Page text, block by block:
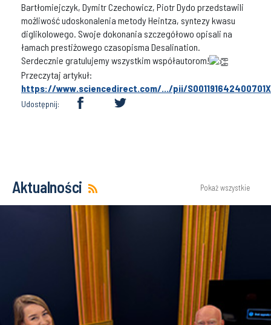
Bartłomiejczyk, Dymitr Czechowicz, Piotr Dydo przedstawili
możliwość udoskonalenia metody Heintza, syntezy kwasu
diglikolowego. Swoje dokonania szczegółowo opisali na
łamach prestiżowego czasopisma Desalination.
Serdecznie gratulujemy wszystkim współautorom!
Przeczytaj artykuł:
https://www.sciencedirect.com/.../pii/S001191642400701X
Udostępnij:
Aktualności Pokaż wszystkie